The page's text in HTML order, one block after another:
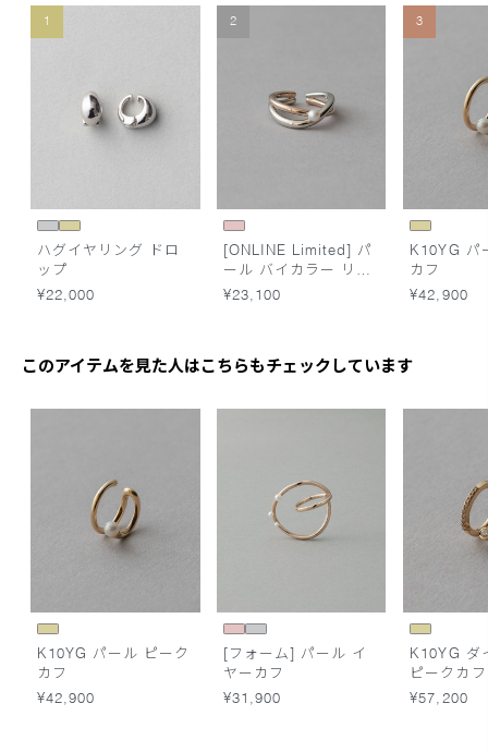
1
ハグイヤリング ドロ
ップ
¥22,000
2
[ONLINE Limited] パ
ール バイカラー リン
グカフ
¥23,100
3
K10YG パ
カフ
¥42,900
このアイテムを見た人はこちらもチェックしています
K10YG パール ピーク
カフ
¥42,900
[フォーム] パール イ
ヤーカフ
¥31,900
K10YG ダ
ピークカフ
¥57,200